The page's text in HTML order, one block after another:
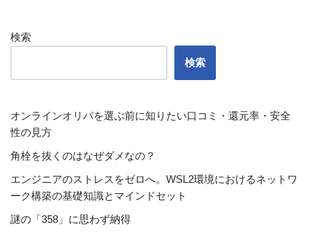
検索
検索
オンラインオリパを選ぶ前に知りたい口コミ・還元率・安全
性の見方
角栓を抜くのはなぜダメなの？
エンジニアのストレスをゼロへ。WSL2環境におけるネットワ
ーク構築の基礎知識とマインドセット
謎の「358」に思わず納得